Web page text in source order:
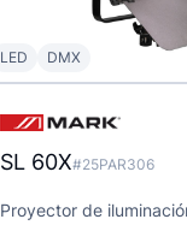
LED DMX
SL 60X#25PAR306
Proyector de